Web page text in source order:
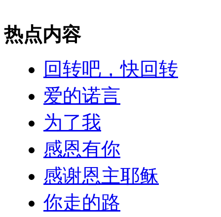
热点内容
回转吧，快回转
爱的诺言
为了我
感恩有你
感谢恩主耶稣
你走的路